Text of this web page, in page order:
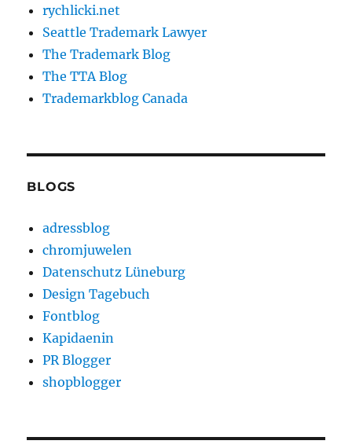
rychlicki.net
Seattle Trademark Lawyer
The Trademark Blog
The TTA Blog
Trademarkblog Canada
BLOGS
adressblog
chromjuwelen
Datenschutz Lüneburg
Design Tagebuch
Fontblog
Kapidaenin
PR Blogger
shopblogger